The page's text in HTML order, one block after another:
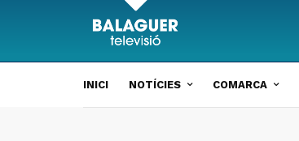
INICI NOTÍCIES COMARCA